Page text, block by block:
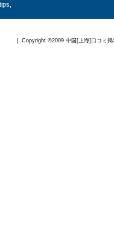
| Copyright ©2009 中国[上海]口コミ掲